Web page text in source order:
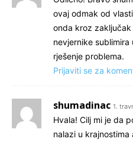
ovaj odmak od
onda kroz
nevjernike
rješenje problema.
Prijaviti se za
shumadinac 1.
Hvala! Cilj mi je da
nalazi u